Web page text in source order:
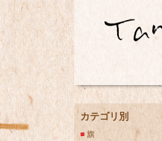
カテゴリ別
■ 旗